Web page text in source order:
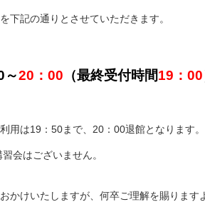
下記の通りとさせていただきます。
～20：00 （最終受付時間19：00
用は19 ： 50まで、 20 ： 00退館となります。
会はございません。
かけいたしますが、何卒ご理解を賜ります